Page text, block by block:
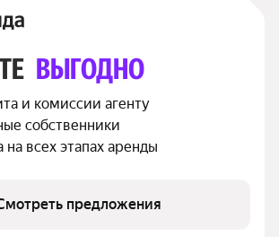
ВЫГОДНО
и комиссии агенту
собственники
всех этапах аренды
предложения